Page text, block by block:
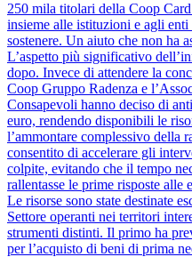
250 mila titolari della Coop
insieme alle istituzioni e agli
sostenere. Un aiuto che non ha
L’aspetto più significativo
dopo. Invece di attendere la
Coop Gruppo Radenza e
Consapevoli hanno deciso di
euro, rendendo disponibili le
l’ammontare complessivo della
consentito di accelerare gli
colpite, evitando che il tempo
rallentasse le prime risposte alle
Le risorse sono state destinate
Settore operanti nei territori
strumenti distinti. Il primo ha
per l’acquisto di beni di prima